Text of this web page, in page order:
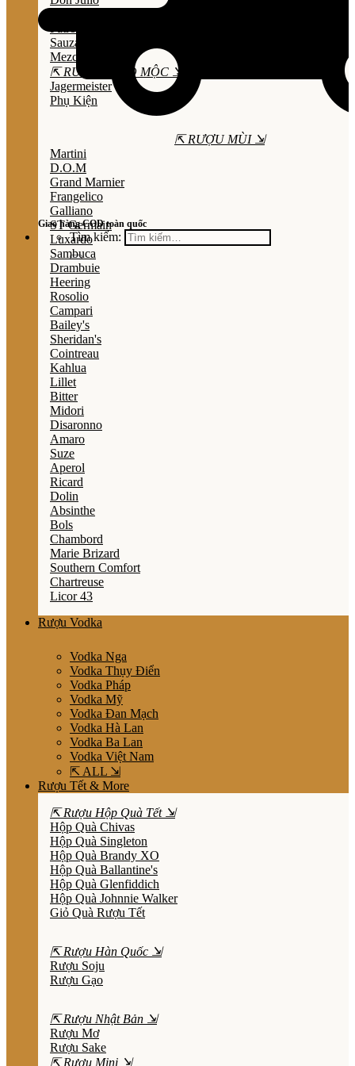
Giao hàng COD toàn quốc
Tìm kiếm:
Sauza
Mezcal
⇱ RƯỢU THẢO MỘC ⇲
Jagermeister
Phụ Kiện
⇱ RƯỢU MÙI ⇲
Martini
D.O.M
Grand Marnier
Frangelico
Galliano
ST Germain
Luxardo
Sambuca
Drambuie
Heering
Rosolio
Campari
Bailey's
Sheridan's
Cointreau
Kahlua
Lillet
Bitter
Midori
Disaronno
Amaro
Suze
Aperol
Ricard
Dolin
Absinthe
Bols
Chambord
Marie Brizard
Southern Comfort
Chartreuse
Licor 43
Rượu Vodka
Vodka Nga
Vodka Thụy Điển
Vodka Pháp
Vodka Mỹ
Vodka Đan Mạch
Vodka Hà Lan
Vodka Ba Lan
Vodka Việt Nam
⇱ ALL ⇲
Rượu Tết & More
⇱ Rượu Hộp Quà Tết ⇲
Hộp Quà Chivas
Hộp Quà Singleton
Hộp Quà Brandy XO
Hộp Quà Ballantine's
Hộp Quà Glenfiddich
Hộp Quà Johnnie Walker
Giỏ Quà Rượu Tết
⇱ Rượu Hàn Quốc ⇲
Rượu Soju
Rượu Gạo
⇱ Rượu Nhật Bản ⇲
Rượu Mơ
Rượu Sake
⇱ Rượu Mini ⇲